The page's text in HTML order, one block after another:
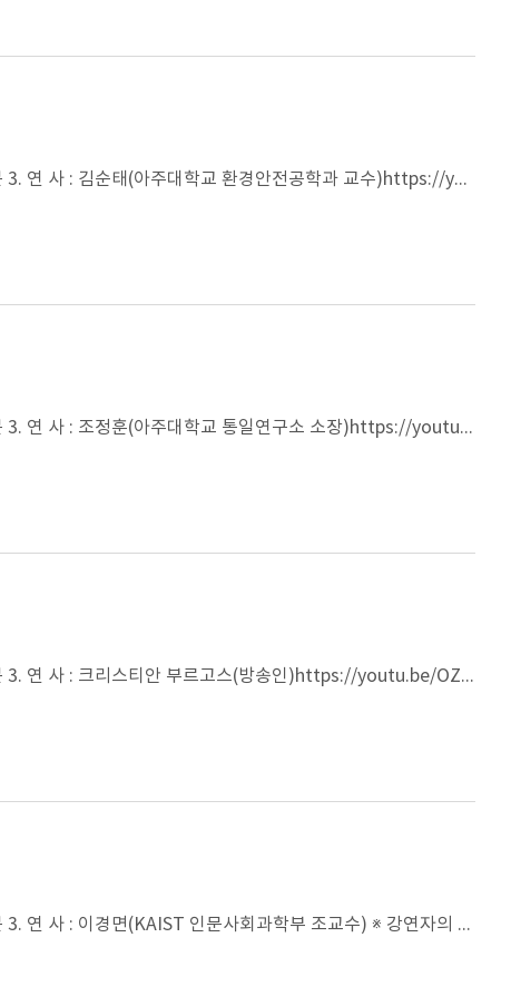
1. 강연차수 및 제목 : 아주강좌 제375강 2. 일 시 : 2018년 9월 27일(목) 오후 4시 30분 3. 연 사 : 김순태(아주대학교 환경안전공학과 교수)https://youtu.be/WD6vT3IeEFE
1. 강연차수 및 제목 : 아주강좌 제374강 2. 일 시 : 2018년 9월 20일(목) 오후 4시 30분 3. 연 사 : 조정훈(아주대학교 통일연구소 소장)https://youtu.be/jxGC_xHwkC4
1. 강연차수 및 제목 : 아주강좌 제373강 2. 일 시 : 2018년 9월 13일(목) 오후 4시 30분 3. 연 사 : 크리스티안 부르고스(방송인)https://youtu.be/OZIgJyjHUsc
1. 강연차수 및 제목 : 아주강좌 제372강 2. 일 시 : 2018년 6월 14일(목) 오후 4시 30분 3. 연 사 : 이경면(KAIST 인문사회과학부 조교수) ※ 강연자의 요청으로 동영상은 게재하지 않습니다.